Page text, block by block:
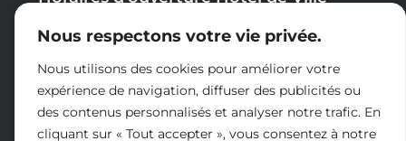
Nous respectons votre vie privée.
Nous utilisons des cookies pour améliorer votre
expérience de navigation, diffuser des publicités ou
des contenus personnalisés et analyser notre trafic. En
cliquant sur « Tout accepter », vous consentez à notre
Lundi, Mercredi, Jeudi, Vendredi :
08h30 -> 12h00
13h30 -> 17h30
Mardi :
8h30 -> 12h00
14h30 -> 17h30